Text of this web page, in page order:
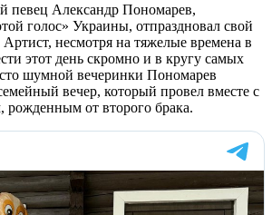
певец Александр Пономарев,
голос» Украины, отпраздновал свой
несмотря на тяжелые времена в
этот день скромно и в кругу самых
шумной вечеринки Пономарев
вечер, который провел вместе с
от второго брака.